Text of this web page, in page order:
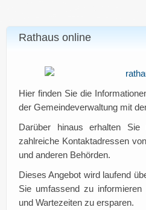
Rathaus online
Hier finden Sie die
der Gemeindeverwaltung mit
Darüber hinaus erhalten Sie
zahlreiche Kontaktadressen
und anderen Behörden.
Dieses Angebot wird laufend
Sie umfassend zu
und Wartezeiten zu ersparen.